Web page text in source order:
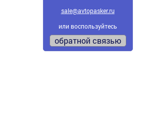
sale@avtopasker.ru
или воспользуйтесь
обратной связью